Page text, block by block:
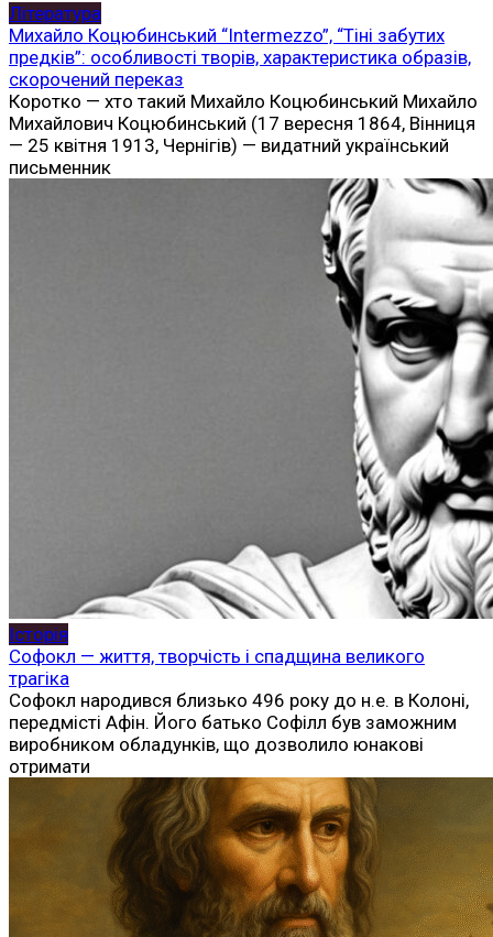
Література
Михайло Коцюбинський “Intermezzo”, “Тіні забутих
предків”: особливості творів, характеристика образів,
скорочений переказ
Коротко — хто такий Михайло Коцюбинський Михайло
Михайлович Коцюбинський (17 вересня 1864, Вінниця
— 25 квітня 1913, Чернігів) — видатний український
письменник
Історія
Софокл — життя, творчість і спадщина великого
трагіка
Софокл народився близько 496 року до н.е. в Колоні,
передмісті Афін. Його батько Софілл був заможним
виробником обладунків, що дозволило юнакові
отримати